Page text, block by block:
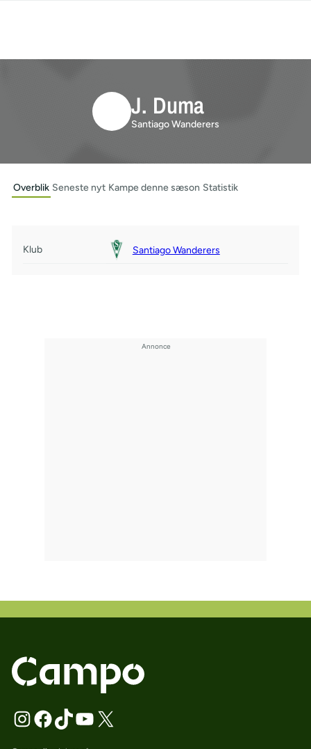
J. Duma
Santiago Wanderers
Overblik Seneste nyt Kampe denne sæson Statistik
Klub Santiago Wanderers